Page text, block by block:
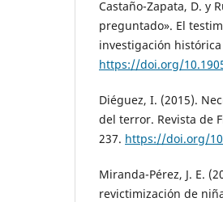
Castaño-Zapata, D. y
preguntado». El
investigación
https://doi.org/
Diéguez, I. (2015).
del terror. Revista de
237. https://doi.org/
Miranda-Pérez, J. E.
revictimización de